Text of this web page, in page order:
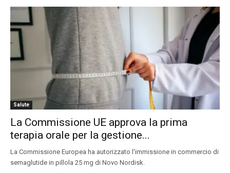
Salute
La Commissione UE approva la prima
terapia orale per la gestione...
La Commissione Europea ha autorizzato l'immissione in commercio di
semaglutide in pillola 25 mg di Novo Nordisk.